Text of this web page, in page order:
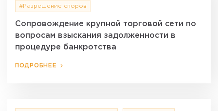
#Разрешение споров
Сопровождение крупной торговой сети по
вопросам взыскания задолженности в
процедуре банкротства
ПОДРОБНЕЕ